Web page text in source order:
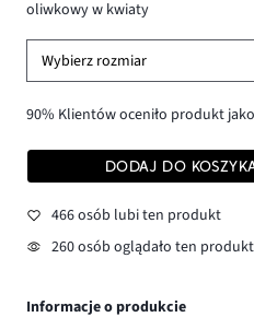
oliwkowy w kwiaty
Wybierz rozmiar
90% Klientów oceniło produkt
DODAJ DO
466 osób lubi ten produkt
260 osób oglądało ten
Informacje o produkcie